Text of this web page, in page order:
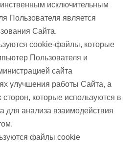
исключительным
Пользователя является
Сайта.
cookie-файлы, которые
Пользователя и
сайта
улучшения работы Сайта, а
которые используются в
для анализа взаимодействия
файлы cookie